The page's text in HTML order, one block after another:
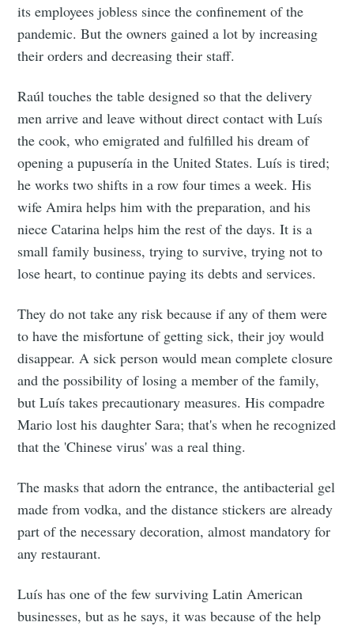
its employees jobless since the confinement of the
pandemic. But the owners gained a lot by increasing
their orders and decreasing their staff.
Raúl touches the table designed so that the delivery
men arrive and leave without direct contact with Luís
the cook, who emigrated and fulfilled his dream of
opening a pupusería in the United States. Luís is tired;
he works two shifts in a row four times a week. His
wife Amira helps him with the preparation, and his
niece Catarina helps him the rest of the days. It is a
small family business, trying to survive, trying not to
lose heart, to continue paying its debts and services.
They do not take any risk because if any of them were
to have the misfortune of getting sick, their joy would
disappear. A sick person would mean complete closure
and the possibility of losing a member of the family,
but Luís takes precautionary measures. His compadre
Mario lost his daughter Sara; that's when he recognized
that the 'Chinese virus' was a real thing.
The masks that adorn the entrance, the antibacterial gel
made from vodka, and the distance stickers are already
part of the necessary decoration, almost mandatory for
any restaurant.
Luís has one of the few surviving Latin American
businesses, but as he says, it was because of the help